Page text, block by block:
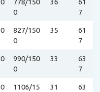
778/150
0
36
61
7
827/150
0
35
61
7
990/150
0
33
63
7
1106/15
31
63